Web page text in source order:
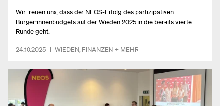
Wir freuen uns, dass der NEOS-Erfolg des partizipativen
Bürger:innenbudgets auf der Wieden 2025 in die bereits vierte
Runde geht.
24.10.2025 | WIEDEN FINANZEN + MEHR